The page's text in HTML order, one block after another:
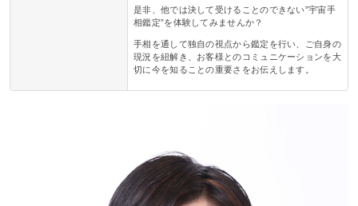
是非、他では決して受けることのできない”宇宙手
相鑑定”を体験してみませんか？
手相を通して独自の視点から鑑定を行い、ご自身の
現況を紐解き、お客様とのコミュニケーションを大
切に今を知ることの重要さをお伝えします。